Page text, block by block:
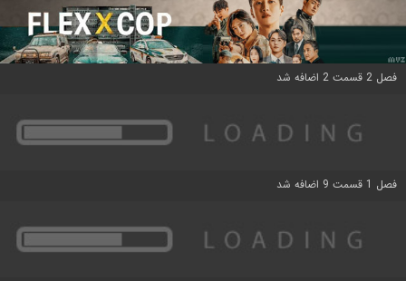
فصل 2 قسمت 2 اضافه شد
فصل 1 قسمت 9 اضافه شد